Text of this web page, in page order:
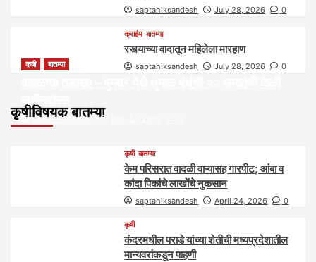
saptahiksandesh July 28, 2026 0
क्राईम बातम्या
रस्त्याच्या वादातून महिलेला मारहाण
saptahiksandesh July 28, 2026 0
कृषीविषयक बातम्या
कृषी बातम्या
saptahiksandesh
कृषी बातम्या
केम परिसरात वादळी वाऱ्यासह गारपीट; आंबा व
कांदा पिकांचे लाखोंचे नुकसान
saptahiksandesh April 24, 2026 0
कृषी
कंदरमधील पराडे यांच्या शेतीची मध्यप्रदेशातील
मान्यवरांकडून पाहणी